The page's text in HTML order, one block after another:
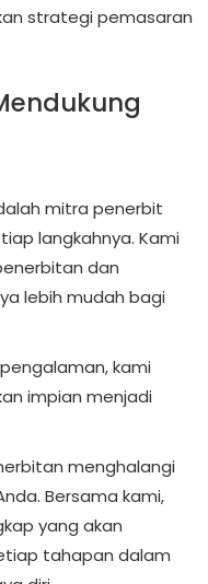
strategi pemasaran
mitra penerbit
langkahnya. Kami
dan
lebih mudah bagi
kami
impian menjadi
menghalangi
Bersama kami,
yang akan
tahapan dalam